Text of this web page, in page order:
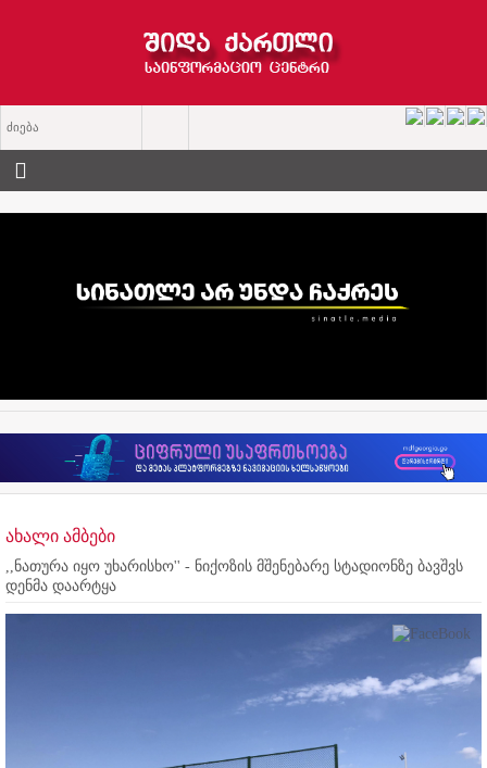
ახალი ამბები
,,ნათურა იყო უხარისხო'' - ნიქოზის მშენებარე სტადიონზე ბავშვს
დენმა დაარტყა